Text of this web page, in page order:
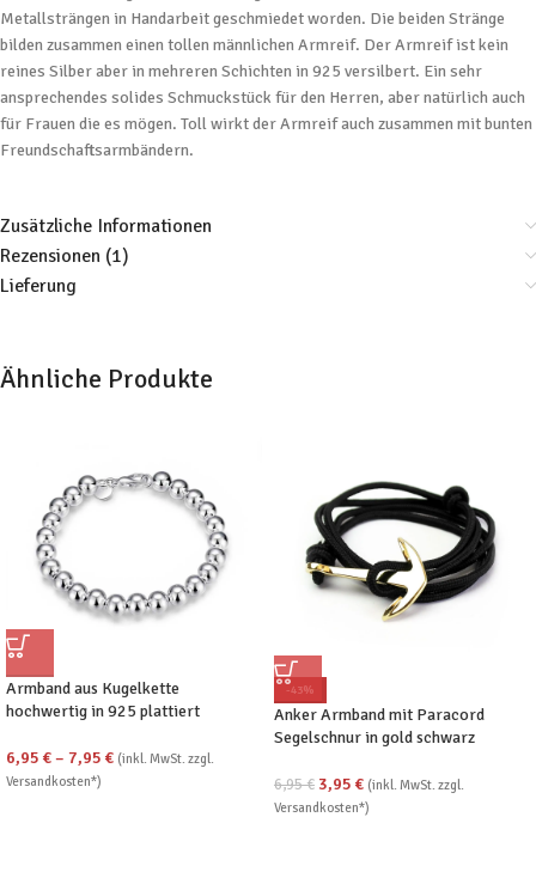
Metallsträngen in Handarbeit geschmiedet worden. Die beiden Stränge
bilden zusammen einen tollen männlichen Armreif. Der Armreif ist kein
reines Silber aber in mehreren Schichten in 925 versilbert. Ein sehr
ansprechendes solides Schmuckstück für den Herren, aber natürlich auch
für Frauen die es mögen. Toll wirkt der Armreif auch zusammen mit bunten
Freundschaftsarmbändern.
Zusätzliche Informationen
Rezensionen (1)
Lieferung
Ähnliche Produkte
Armband aus Kugelkette
hochwertig in 925 plattiert
6,95 €– 7,95 € (inkl. MwSt. zzgl.
Versandkosten*)
-43%
Anker Armband mit Paracord
Segelschnur in gold schwarz
6,95€ 3,95 € (inkl. MwSt. zzgl.
Versandkosten*)